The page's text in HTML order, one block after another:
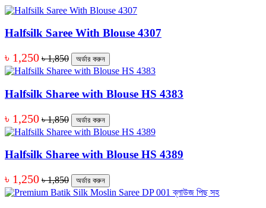
Halfsilk Saree With Blouse 4307
৳ 1,250 ৳ 1,850 অর্ডার করুন
Halfsilk Sharee with Blouse HS 4383
৳ 1,250 ৳ 1,850 অর্ডার করুন
Halfsilk Sharee with Blouse HS 4389
৳ 1,250 ৳ 1,850 অর্ডার করুন